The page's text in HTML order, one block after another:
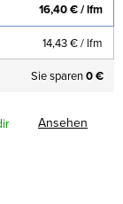
16,40 €/ lfm
14,43 €/ lfm
Sie sparen0 €
Ansehen